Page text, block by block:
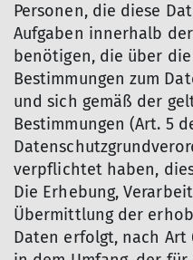
Personen, die diese
Aufgaben innerhalb
benötigen, die über
Bestimmungen zum
und sich gemäß der
Bestimmungen (Art. 5
verpflichtet haben,
Die Erhebung,
Übermittlung der
Daten erfolgt, nach Art